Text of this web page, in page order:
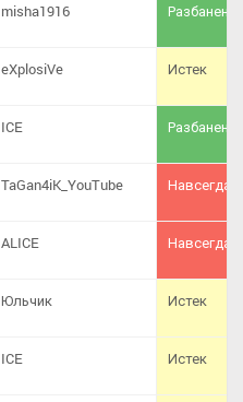
misha1916 Разбанен
eXplosiVe Истек
ICE Разбанен
TaGan4iK_YouTube Навсегда
ALICE Навсегда
Юльчик Истек
ICE Истек